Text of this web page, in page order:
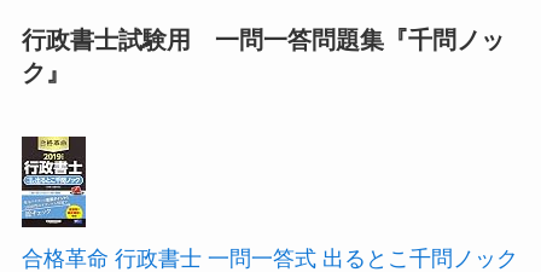
行政書士試験用 一問一答問題集『千問ノッ
ク』
合格革命 行政書士 一問一答式 出るとこ千問ノック